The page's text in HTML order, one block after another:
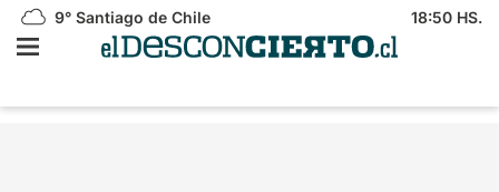
9° Santiago de Chile 18:50 HS.